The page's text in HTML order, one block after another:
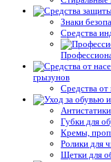
Знаки
Средства
грызунов
Средства
Антистатики
Губки для
Кремы,
Ролики для
Щетки для